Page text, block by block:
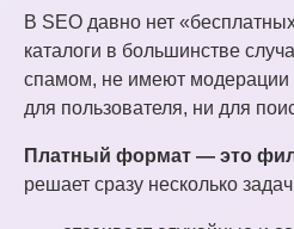
В SEO давно нет
каталоги в большинстве
спамом, не имеют модерации
для пользователя, ни для
Платный формат — это
решает сразу несколько